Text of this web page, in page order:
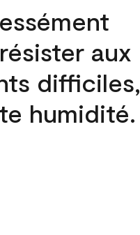
aux
difficiles,
humidité.